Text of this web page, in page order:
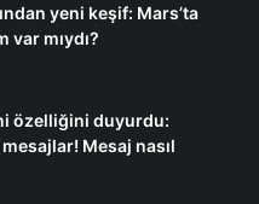
yeni keşif: Mars’ta
var mıydı?
özelliğini duyurdu:
Mesaj nasıl